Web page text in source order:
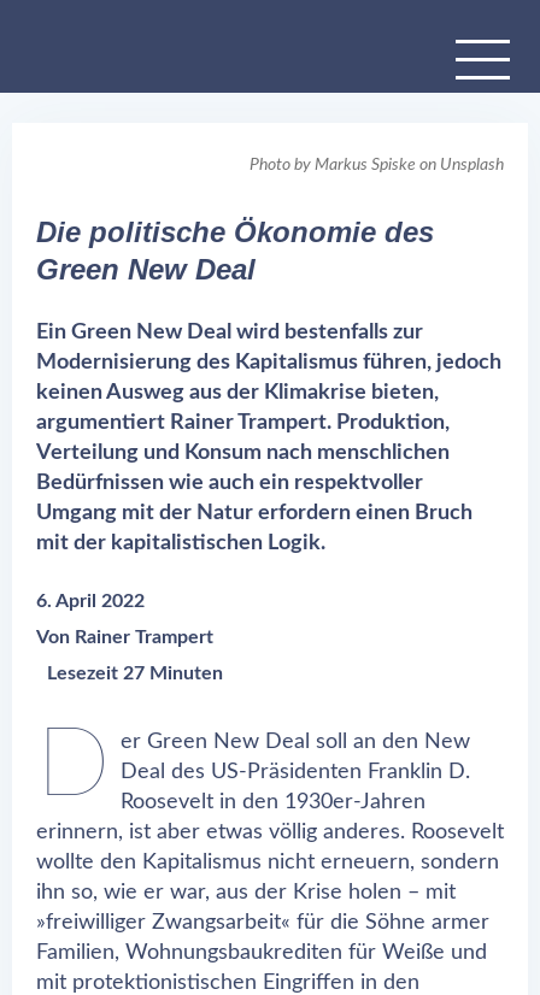
Photo by Markus Spiske on Unsplash
Die politische Ökonomie des
Green New Deal
Ein Green New Deal wird bestenfalls zur
Modernisierung des Kapitalismus führen, jedoch
keinen Ausweg aus der Klimakrise bieten,
argumentiert Rainer Trampert. Produktion,
Verteilung und Konsum nach menschlichen
Bedürfnissen wie auch ein respektvoller
Umgang mit der Natur erfordern einen Bruch
mit der kapitalistischen Logik.
6. April 2022
Von Rainer Trampert
Lesezeit 27 Minuten
D
er Green New Deal soll an den New
Deal des US-Präsidenten Franklin D.
Roosevelt in den 1930er-Jahren
erinnern, ist aber etwas völlig anderes. Roosevelt
wollte den Kapitalismus nicht erneuern, sondern
ihn so, wie er war, aus der Krise holen – mit
»freiwilliger Zwangsarbeit« für die Söhne armer
Familien, Wohnungsbaukrediten für Weiße und
mit protektionistischen Eingriffen in den